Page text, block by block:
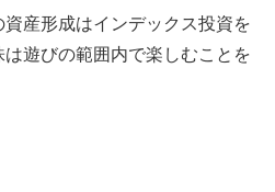
産形成はインデックス投資を
遊びの範囲内で楽しむことを